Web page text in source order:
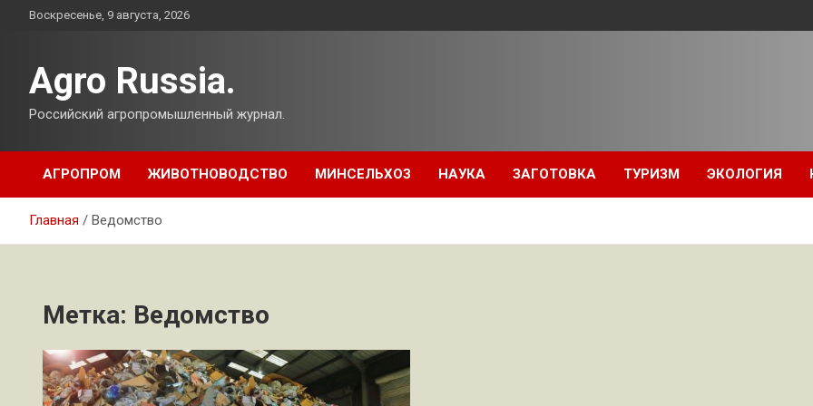
ПерейтиВоскресенье, 9 августа, 2026
Agro Russia.
Российский агропромышленный журнал.
АГРОПРОМ ЖИВОТНОВОДСТВО МИНСЕЛЬХОЗ НАУКА ЗАГОТОВКА ТУРИЗМ ЭКОЛОГИЯ
Главная Ведомство
Метка: Ведомство